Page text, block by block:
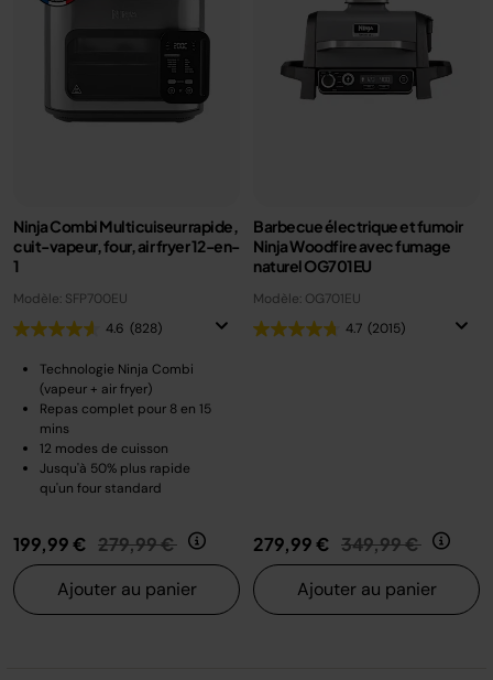
Ninja Combi Multicuiseur rapide,
cuit-vapeur, four, air fryer 12-en-
1
Modèle: SFP700EU
4.6 (828)
Technologie Ninja Combi
(vapeur + air fryer)
Repas complet pour 8 en 15
mins
12 modes de cuisson
Jusqu'à 50% plus rapide
qu'un four standard
199,99 € Prix réduit de
279,99 € au
Ajouter au panier
Barbecue électrique et fumoir
Ninja Woodfire avec fumage
naturel OG701EU
Modèle: OG701EU
4.7 (2015)
279,99 € Prix réduit de
349,99 € au
Ajouter au panier